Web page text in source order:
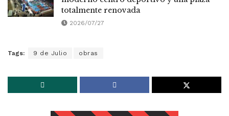
totalmente renovada
2026/07/27
Tags: 9 de Julio obras